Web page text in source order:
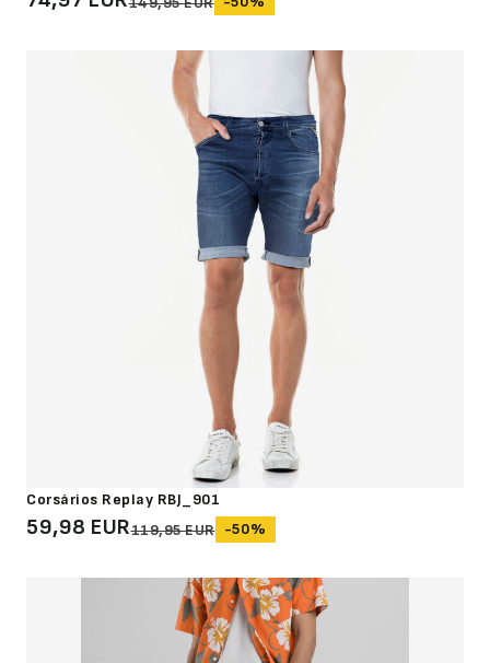
Corsários Replay RBJ_901
59,98 EUR119,95 EUR -50%